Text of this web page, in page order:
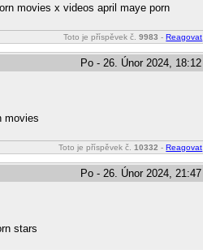
movies x videos april maye porn
Toto je příspěvek č.9983 - Reagovat
Po - 26. Únor 2024, 18:12
movies
Toto je příspěvek č.10332 - Reagovat
Po - 26. Únor 2024, 21:47
stars